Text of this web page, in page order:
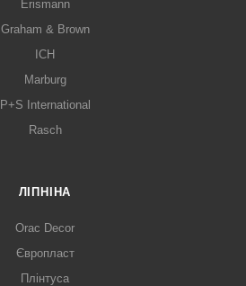
Erismann
Graham & Brown
ICH
Marburg
P+S International
Rasch
ЛІПНІНА
Orac Decor
Європласт
Плінтуса